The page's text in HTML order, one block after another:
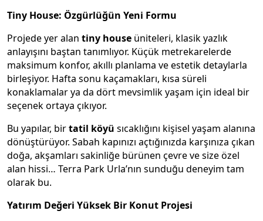
Tiny House: Özgürlüğün Yeni Formu
Projede yer alan tiny house üniteleri, klasik yazlık
anlayışını baştan tanımlıyor. Küçük metrekarelerde
maksimum konfor, akıllı planlama ve estetik detaylarla
birleşiyor. Hafta sonu kaçamakları, kısa süreli
konaklamalar ya da dört mevsimlik yaşam için ideal bir
seçenek ortaya çıkıyor.
Bu yapılar, birtatil köyü sıcaklığını kişisel yaşam alanına
dönüştürüyor. Sabah kapınızı açtığınızda karşınıza çıkan
doğa, akşamları sakinliğe bürünen çevre ve size özel
alan hissi… Terra Park Urla’nın sunduğu deneyim tam
olarak bu.
Yatırım Değeri Yüksek Bir Konut Projesi